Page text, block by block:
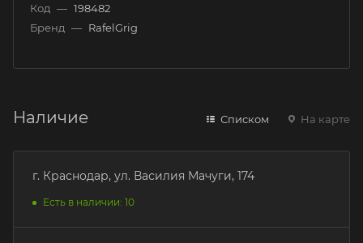
Код — 198482
Бренд — RafelGrig
Наличие Списком На карте
г. Краснодар, ул. Василия Мачуги, 174
Есть в наличии: 10